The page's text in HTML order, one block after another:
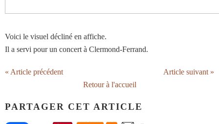
Voici le visuel décliné en affiche.
Il a servi pour un concert à Clermond-Ferrand.
« Article précédent
Article suivant »
Retour à l'accueil
PARTAGER CET ARTICLE